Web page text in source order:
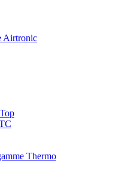
Airtronic
Thermo